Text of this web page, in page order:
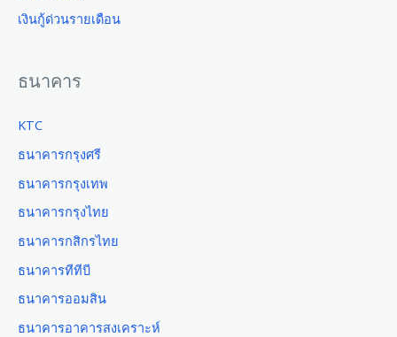
เงินกู้ด่วนรายเดือน
ธนาคาร
KTC
ธนาคารกรุงศรี
ธนาคารกรุงเทพ
ธนาคารกรุงไทย
ธนาคารกสิกรไทย
ธนาคารทีทีบี
ธนาคารออมสิน
ธนาคารอาคารสงเคราะห์